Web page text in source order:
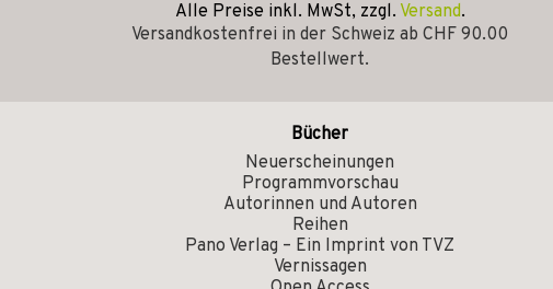
Alle Preise inkl. MwSt, zzgl. Versand.
Versandkostenfrei in der Schweiz ab CHF 90.00
Bestellwert.
Bücher
Neuerscheinungen
Programmvorschau
Autorinnen und Autoren
Reihen
Pano Verlag – Ein Imprint von TVZ
Vernissagen